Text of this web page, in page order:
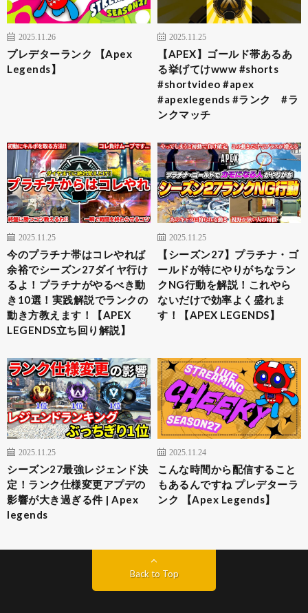
2025.11.26
プレデターランク 【Apex
Legends】
2025.11.25
【APEX】ゴールド帯あるあ
る挙げてけwww #shorts
#shortvideo #apex
#apexlegends #ランク #ラ
ンクマッチ
2025.11.25
今のプラチナ帯はコレやれば
余裕でシーズン27ダイヤ行け
るよ！プラチナがやるべき動
き10選！実践解説でランクの
動き方教えます！【APEX
LEGENDS立ち回り解説】
2025.11.25
【シーズン27】プラチナ・ゴ
ールドが特にやりがちなラン
クNG行動を解説！これやら
ないだけで効率よく盛れま
す！【APEX LEGENDS】
2025.11.25
シーズン27最強レジェンド決
定！ランク仕様変更アプデの
影響が大き過ぎる件 | Apex
legends
2025.11.24
こんな時間から配信すること
もあるんですね プレデターラ
ンク 【Apex Legends】
Back to Top